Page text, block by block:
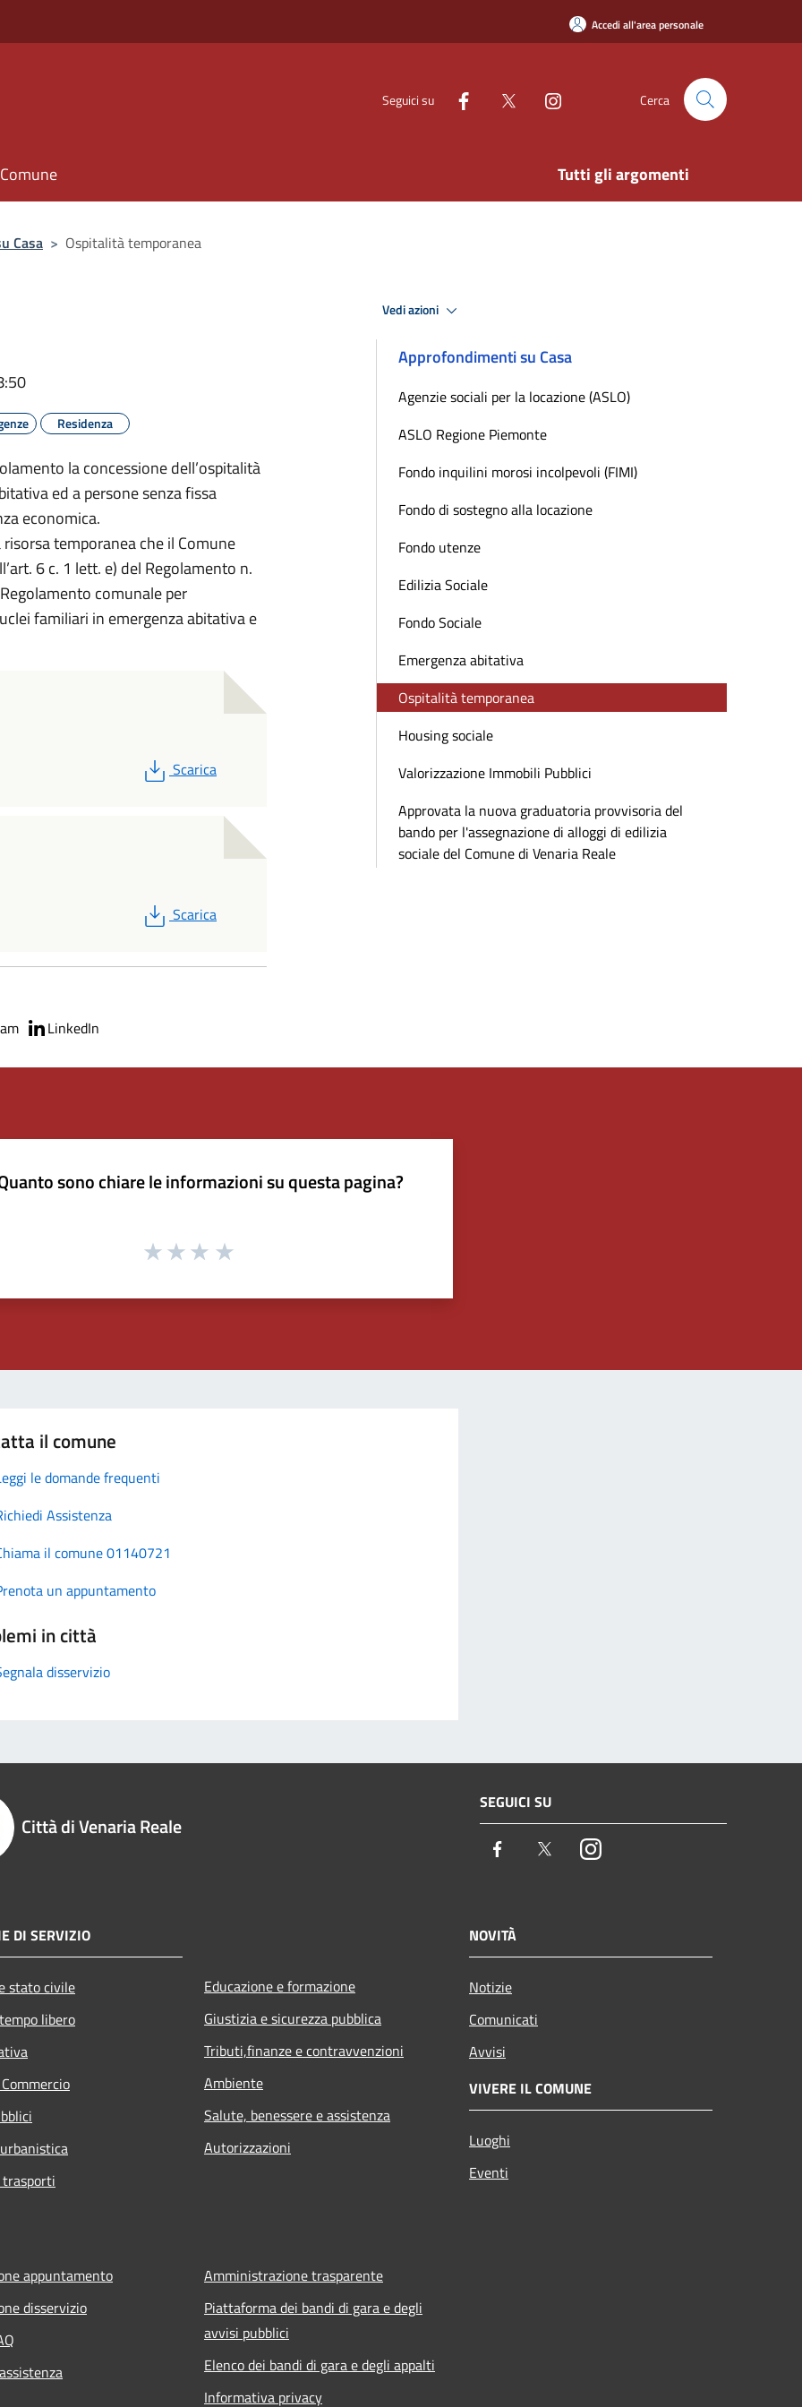
Accedi all'area personale
Seguici su Cerca
Tutti gli argomenti
Casa > Ospitalità temporanea
Residenza
la concessione dell’ospitalità
ed a persone senza fissa
economica.
temporanea che il Comune
6 c. 1 lett. e) del Regolamento n.
comunale per
familiari in emergenza abitativa e
PDF
Scarica
PDF
Scarica
LinkedIn
Vedi azioni
Approfondimenti su Casa
Agenzie sociali per la locazione (ASLO)
ASLO Regione Piemonte
Fondo inquilini morosi incolpevoli (FIMI)
Fondo di sostegno alla locazione
Fondo utenze
Edilizia Sociale
Fondo Sociale
Emergenza abitativa
Ospitalità temporanea
Housing sociale
Valorizzazione Immobili Pubblici
Approvata la nuova graduatoria provvisoria del
bando per l'assegnazione di alloggi di edilizia
sociale del Comune di Venaria Reale
sono chiare le informazioni su questa pagina?
il comune
le domande frequenti
Assistenza
il comune 01140721
un appuntamento
in città
disservizio
Città di Venaria Reale
SEGUICI SU
Facebook TwitterInstagram
DI SERVIZIO
stato civile
libero
Educazione e formazione
Giustizia e sicurezza pubblica
Tributi,finanze e contravvenzioni
Ambiente
Salute, benessere e assistenza
Autorizzazioni
NOVITÀ
Notizie
Comunicati
Avvisi
VIVERE IL COMUNE
Luoghi
Eventi
appuntamento
disservizio
Amministrazione trasparente
Piattaforma dei bandi di gara e degli
avvisi pubblici
Elenco dei bandi di gara e degli appalti
Informativa privacy